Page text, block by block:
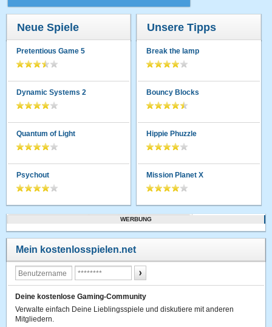
Neue Spiele
Pretentious Game 5
Dynamic Systems 2
Quantum of Light
Psychout
Unsere Tipps
Break the lamp
Bouncy Blocks
Hippie Phuzzle
Mission Planet X
WERBUNG
Mein kostenlosspielen.net
Deine kostenlose Gaming-Community
Verwalte einfach Deine Lieblingsspiele und diskutiere mit anderen
Mitgliedern.